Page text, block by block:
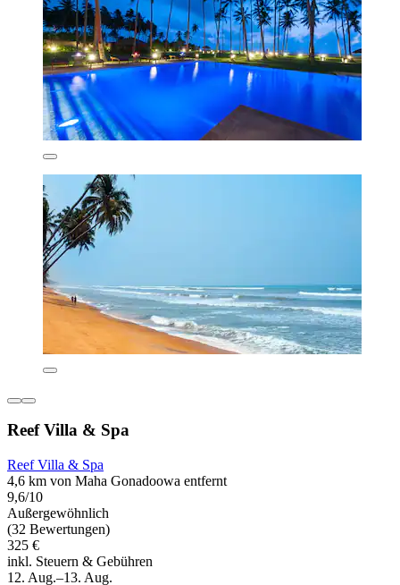
Reef Villa & Spa
Reef Villa & Spa
4,6 km von Maha Gonadoowa entfernt
9,6/10
Außergewöhnlich
(32 Bewertungen)
325 €
inkl. Steuern & Gebühren
12. Aug.–13. Aug.